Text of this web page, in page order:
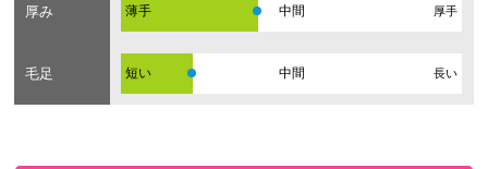
厚み 薄手 厚手
毛足 短い 長い